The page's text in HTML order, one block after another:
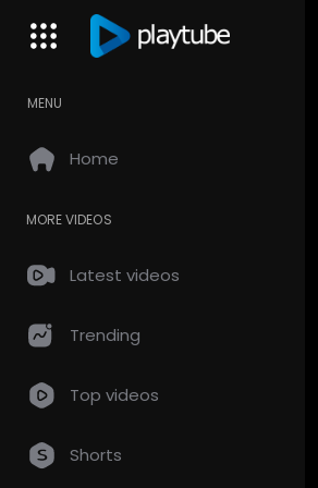
MENU
Home
MORE VIDEOS
Latest videos
Trending
Top videos
Shorts